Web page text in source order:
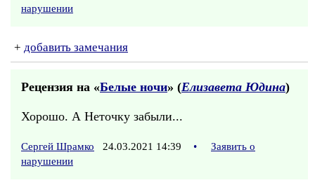
нарушении
+ добавить замечания
Рецензия на «Белые ночи» (Елизавета Юдина)
Хорошо. А Неточку забыли...
Сергей Шрамко 24.03.2021 14:39 •
Заявить о
нарушении